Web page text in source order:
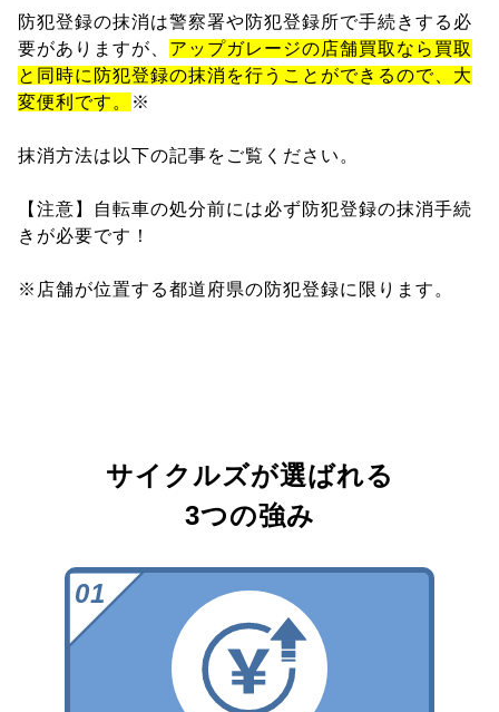
防犯登録の抹消は警察署や防犯登録所で手続きする必
要がありますが、 アップガレージの店舗買取なら買取
と同時に防犯登録の抹消を行うことができるので、大
変便利です。
※
抹消方法は以下の記事をご覧ください。
【注意】自転車の処分前には必ず防犯登録の抹消手続
きが必要です！
※店舗が位置する都道府県の防犯登録に限ります。
サイクルズが選ばれる
3つの強み